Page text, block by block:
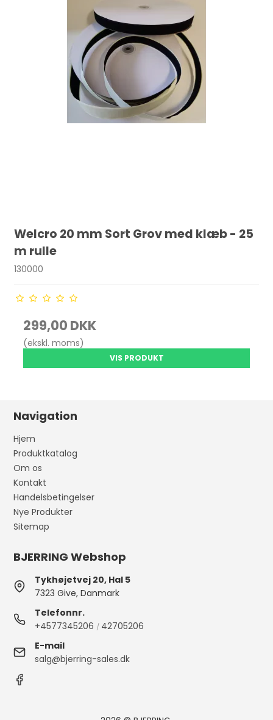
Welcro 20 mm Sort Grov med klæb - 25
m rulle
130000
299,00 DKK
(ekskl. moms)
VIS PRODUKT
Navigation
Hjem
Produktkatalog
Om os
Kontakt
Handelsbetingelser
Nye Produkter
Sitemap
BJERRING Webshop
Tykhøjetvej 20, Hal 5
7323 Give, Danmark
Telefonnr.
+4577345206 / 42705206
E-mail
salg@bjerring-sales.dk